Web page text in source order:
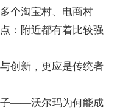
个淘宝村、电商村
：附近都有着比较强
创新，更应是传统者
——沃尔玛为何能成